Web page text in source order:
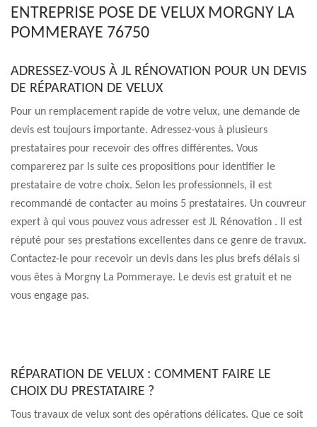
ENTREPRISE POSE DE VELUX MORGNY LA
POMMERAYE 76750
ADRESSEZ-VOUS À JL RÉNOVATION POUR UN DEVIS
DE RÉPARATION DE VELUX
Pour un remplacement rapide de votre velux, une demande de
devis est toujours importante. Adressez-vous à plusieurs
prestataires pour recevoir des offres différentes. Vous
comparerez par ls suite ces propositions pour identifier le
prestataire de votre choix. Selon les professionnels, il est
recommandé de contacter au moins 5 prestataires. Un couvreur
expert à qui vous pouvez vous adresser est JL Rénovation . Il est
réputé pour ses prestations excellentes dans ce genre de travux.
Contactez-le pour recevoir un devis dans les plus brefs délais si
vous êtes à Morgny La Pommeraye. Le devis est gratuit et ne
vous engage pas.
RÉPARATION DE VELUX : COMMENT FAIRE LE
CHOIX DU PRESTATAIRE ?
Tous travaux de velux sont des opérations délicates. Que ce soit